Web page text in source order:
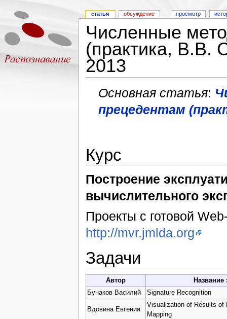
Численные
(практика, В.В.
2013
Основная статья:
прецедентам
Курс
Построение
вычислительного
Проекты с готовой
http://mvr.jmlda.org
Задачи
Автор
Название
Бунаков Василий
Signature Recognition
Вдовина Евгения
Visualization of Results of
Mapping
статья обсуждение просмотр